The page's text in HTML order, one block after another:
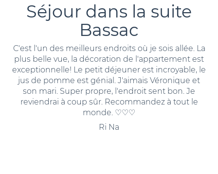
dans la suite
endroits où je sois allée. La
décoration de l'appartement est
petit déjeuner est incroyable, le
est génial. J'aimais Véronique et
propre, l'endroit sent bon. Je
sûr. Recommandez à tout le
Séjour
Bel accueil des
de charme sur les
Guirrec.
suite très
grande largeur
déjeuner était servi